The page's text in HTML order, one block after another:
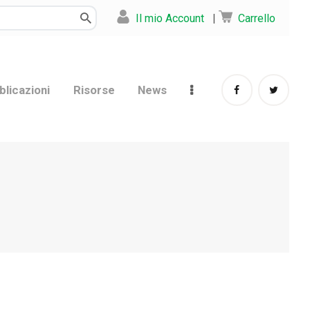
Il mio Account | Carrello
Risorse News